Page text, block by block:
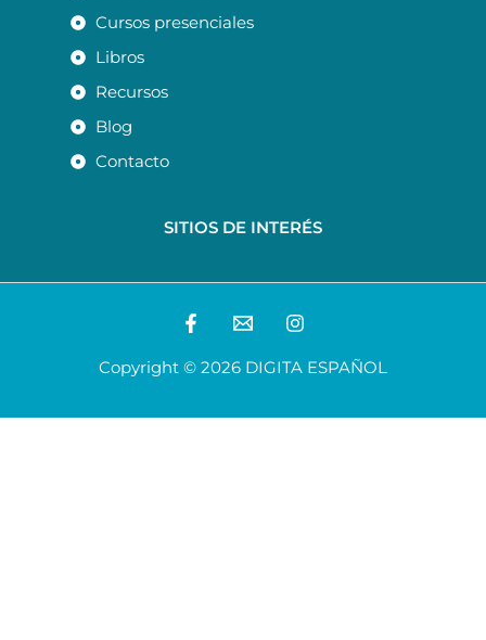
Cursos presenciales
Libros
Recursos
Blog
Contacto
SITIOS DE INTERÉS
Copyright © 2026 DIGITA ESPAÑOL